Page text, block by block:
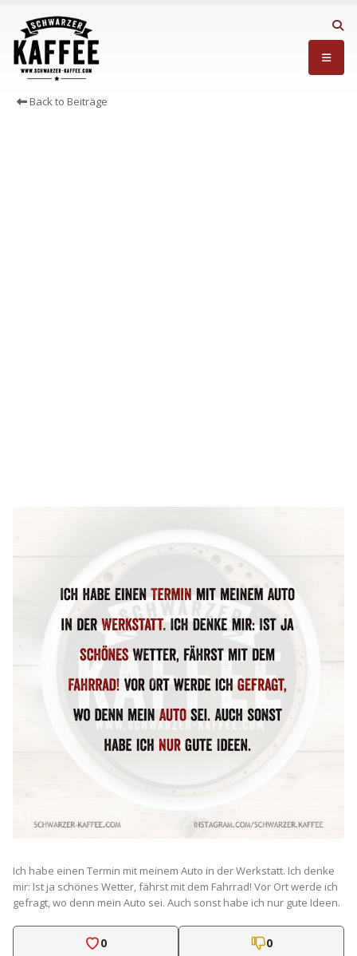
Back to Beiträge
Ich habe einen Termin mit meinem Auto in der Werkstatt. Ich denke
mir: Ist ja schönes Wetter, fährst mit dem Fahrrad! Vor Ort werde ich
gefragt, wo denn mein Auto sei. Auch sonst habe ich nur gute Ideen.
0 0